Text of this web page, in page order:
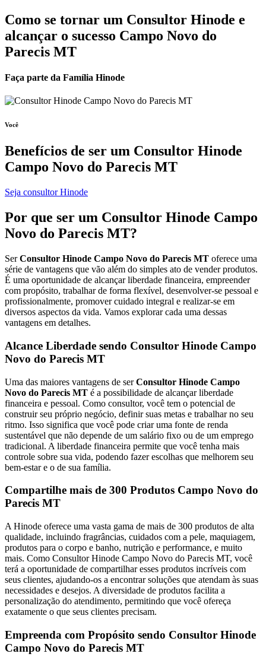
Como se tornar um Consultor Hinode e
alcançar o sucesso Campo Novo do
Parecis MT
Faça parte da Família Hinode
Você
Benefícios de ser um Consultor Hinode
Campo Novo do Parecis MT
Seja consultor Hinode
Por que ser um Consultor Hinode Campo
Novo do Parecis MT?
SerConsultor Hinode Campo Novo do Parecis MT oferece uma
série de vantagens que vão além do simples ato de vender produtos.
É uma oportunidade de alcançar liberdade financeira, empreender
com propósito, trabalhar de forma flexível, desenvolver-se pessoal e
profissionalmente, promover cuidado integral e realizar-se em
diversos aspectos da vida. Vamos explorar cada uma dessas
vantagens em detalhes.
Alcance Liberdade sendo Consultor Hinode Campo
Novo do Parecis MT
Uma das maiores vantagens de serConsultor Hinode Campo
Novo do Parecis MT é a possibilidade de alcançar liberdade
financeira e pessoal. Como consultor, você tem o potencial de
construir seu próprio negócio, definir suas metas e trabalhar no seu
ritmo. Isso significa que você pode criar uma fonte de renda
sustentável que não depende de um salário fixo ou de um emprego
tradicional. A liberdade financeira permite que você tenha mais
controle sobre sua vida, podendo fazer escolhas que melhorem seu
bem-estar e o de sua família.
Compartilhe mais de 300 Produtos Campo Novo do
Parecis MT
A Hinode oferece uma vasta gama de mais de 300 produtos de alta
qualidade, incluindo fragrâncias, cuidados com a pele, maquiagem,
produtos para o corpo e banho, nutrição e performance, e muito
mais. Como Consultor Hinode Campo Novo do Parecis MT, você
terá a oportunidade de compartilhar esses produtos incríveis com
seus clientes, ajudando-os a encontrar soluções que atendam às suas
necessidades e desejos. A diversidade de produtos facilita a
personalização do atendimento, permitindo que você ofereça
exatamente o que seus clientes precisam.
Empreenda com Propósito sendo Consultor Hinode
Campo Novo do Parecis MT